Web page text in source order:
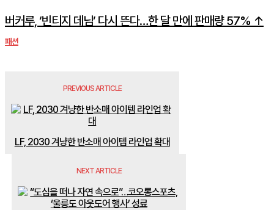
버커루, ‘빈티지 데님’ 다시 뜬다…한 달 만에 판매량 57% ↑
패션
PREVIOUS ARTICLE
LF, 2030 겨냥한 반소매 아이템 라인업 확대
NEXT ARTICLE